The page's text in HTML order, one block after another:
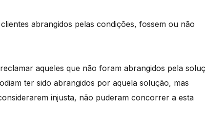
abrangidos pelas condições, fossem ou não
aqueles que não foram abrangidos pela
ter sido abrangidos por aquela solução, mas
injusta, não puderam concorrer a esta